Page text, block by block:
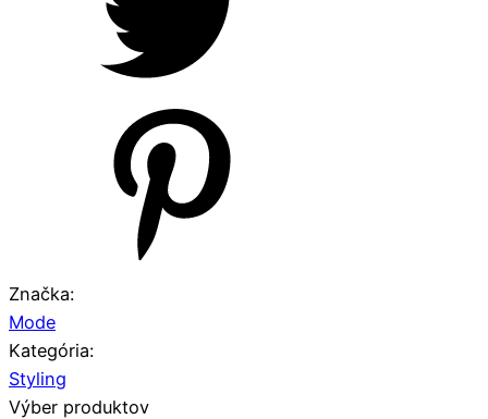
Značka:
Mode
Kategória:
Styling
Výber produktov